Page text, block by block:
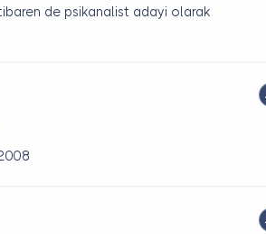
de psikanalist adayi olarak